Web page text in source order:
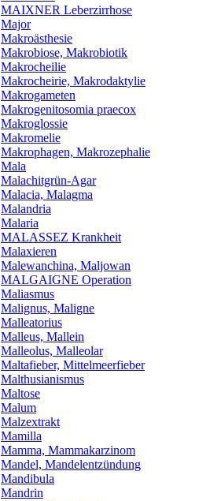
MAIXNER Leberzirrhose
Major
Makroästhesie
Makrobiose, Makrobiotik
Makrocheilie
Makrocheirie, Makrodaktylie
Makrogameten
Makrogenitosomia praecox
Makroglossie
Makromelie
Makrophagen, Makrozephalie
Mala
Malachitgrün-Agar
Malacia, Malagma
Malandria
Malaria
MALASSEZ Krankheit
Malaxieren
Malewanchina, Maljowan
MALGAIGNE Operation
Maliasmus
Malignus, Maligne
Malleatorius
Malleus, Mallein
Malleolus, Malleolar
Maltafieber, Mittelmeerfieber
Malthusianismus
Maltose
Malum
Malzextrakt
Mamilla
Mamma, Mammakarzinom
Mandel, Mandelentzündung
Mandibula
Mandrin